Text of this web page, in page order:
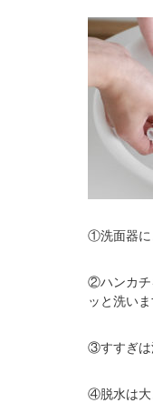
①洗面器に
②ハンカチ
ッと洗いま
③すすぎは
④脱水は大